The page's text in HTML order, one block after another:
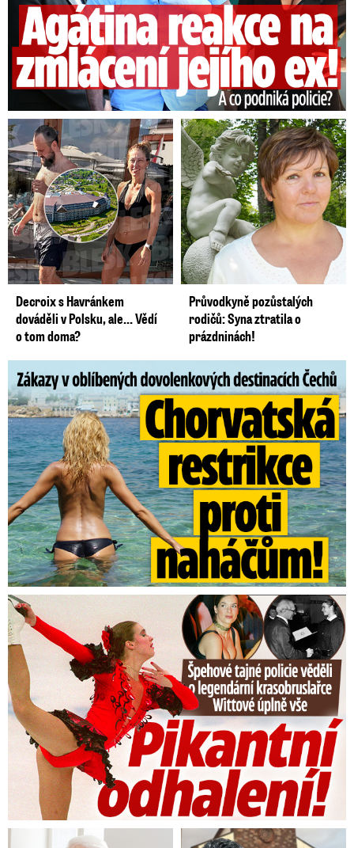
Decroix s Havránkem
dováděli v Polsku, ale… Vědí
o tom doma?
Průvodkyně pozůstalých
rodičů: Syna ztratila o
prázdninách!
Zákazy v dovolenkových rájích: Restrikce proti naháčům!
Tajná policie špehovala krasobruslařku Wittovou: Pikantní ...